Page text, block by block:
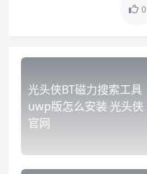
0
光头侠BT磁力搜索工具
uwp版怎么安装 光头侠
官网